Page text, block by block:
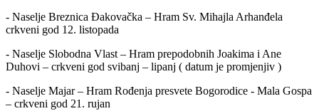
- Naselje Breznica Đakovačka – Hram Sv. Mihajla Arhanđela
crkveni god 12. listopada
- Naselje Slobodna Vlast – Hram prepodobnih Joakima i Ane
Duhovi – crkveni god svibanj – lipanj ( datum je promjenjiv )
- Naselje Majar – Hram Rođenja presvete Bogorodice - Mala Gospa
– crkveni god 21. rujan